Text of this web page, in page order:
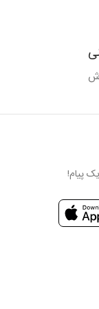
پیام!